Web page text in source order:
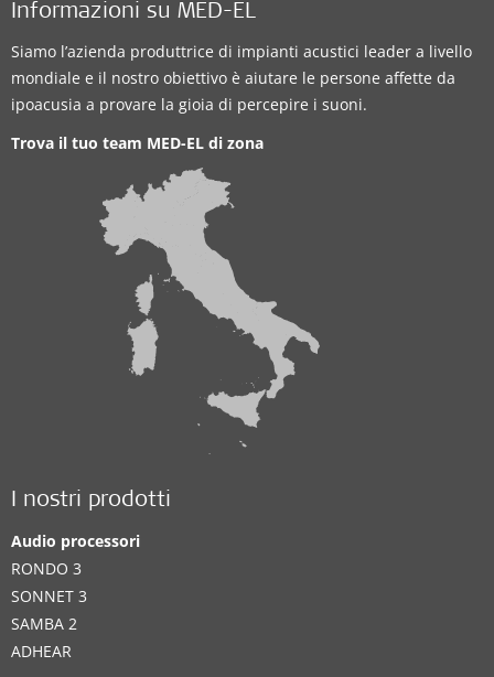
Informazioni su MED-EL
Siamo l’azienda produttrice di impianti acustici leader a livello
mondiale e il nostro obiettivo è aiutare le persone affette da
ipoacusia a provare la gioia di percepire i suoni.
Trova il tuo team MED-EL di zona
I nostri prodotti
Audio processori
RONDO 3
SONNET 3
SAMBA 2
ADHEAR